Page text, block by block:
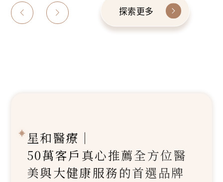
探索更多
星和醫療｜
50萬客戶真心推薦全方位醫
美與大健康服務的首選品牌